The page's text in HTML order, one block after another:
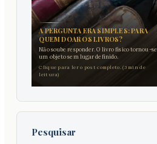
A PERGUNTA ERA SIMPLES: PARA
QUEM DOAR OS LIVROS?
Não soube responder. O livro físico tornou-se
um objeto sem lugar definido.
Clique para ler o post completo. (3 min de
leitura)
Pesquisar